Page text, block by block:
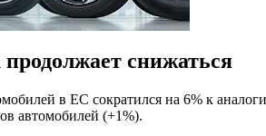
снижаться
в ЕС сократился на 6% к
автомобилей (+1%).